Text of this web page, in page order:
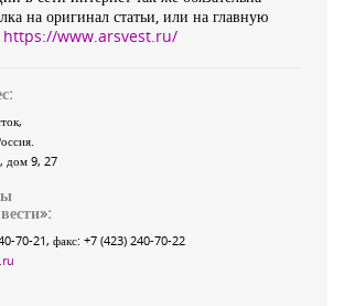
на оригинал статьи, или на главную
https://www.arsvest.ru/
,
.
, дом 9, 27
»:
70-21, факс: +7 (423) 240-70-22